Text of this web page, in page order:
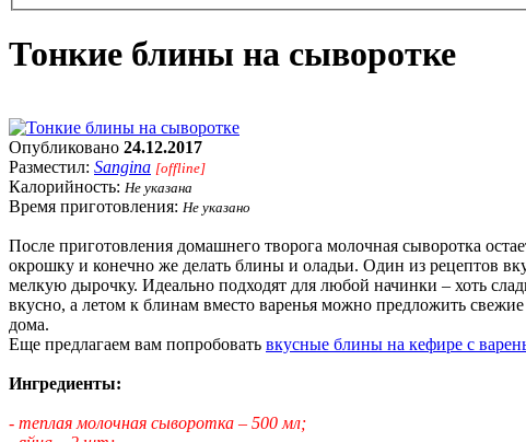
Тонкие блины на сыворотке
Опубликовано 24.12.2017
Разместил: Sangina [offline]
Калорийность: Не указана
Время приготовления: Не указано
После приготовления домашнего творога молочная сыворотка
окрошку и конечно же делать блины и оладьи. Один из рецептов
мелкую дырочку. Идеально подходят для любой начинки – хоть
вкусно, а летом к блинам вместо варенья можно предложить
дома.
Еще предлагаем вам попробовать вкусные блины на кефире с
Ингредиенты:
- теплая молочная сыворотка – 500 мл;